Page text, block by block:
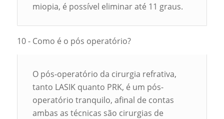
miopia, é possível eliminar até 11 graus.
10 - Como é o pós operatório?
O pós-operatório da cirurgia refrativa,
tanto LASIK quanto PRK, é um pós-
operatório tranquilo, afinal de contas
ambas as técnicas são cirurgias de